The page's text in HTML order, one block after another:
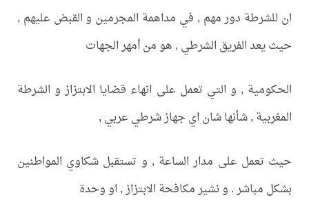
ان للشرطة دور مهم , في مداهمة المجرمين و القبض عليهم ,
حيث يعد الفريق الشرطي , هو من أمهر الجهات
الحكومية , و التي تعمل على انهاء قضايا الابتزاز و الشرطة
المغربية , شأنها شان اي جهاز شرطي عربي ,
حيث تعمل على مدار الساعة , و تستقبل شكاوي المواطنين
بشكل مباشر . و نشير مكافحة الابتزاز , او وحدة